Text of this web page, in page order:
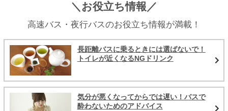
＼お役立ち情報／
高速バス・夜行バスのお役立ち情報が満載！
長距離バスに乗るときには選ばないで！
トイレが近くなるNGドリンク
気分が悪くなってからでは遅い！バスで
酔わないためのアドバイス